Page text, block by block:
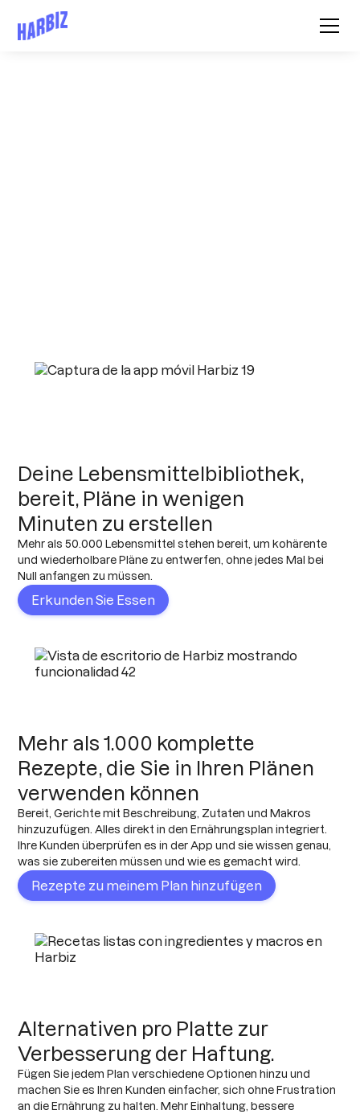
Deine Lebensmittelbibliothek,
bereit, Pläne in wenigen
Minuten zu erstellen
Mehr als 50.000 Lebensmittel stehen bereit, um kohärente
und wiederholbare Pläne zu entwerfen, ohne jedes Mal bei
Null anfangen zu müssen.
Erkunden Sie Essen
Mehr als 1.000 komplette
Rezepte, die Sie in Ihren Plänen
verwenden können
Bereit, Gerichte mit Beschreibung, Zutaten und Makros
hinzuzufügen. Alles direkt in den Ernährungsplan integriert.
Ihre Kunden überprüfen es in der App und sie wissen genau,
was sie zubereiten müssen und wie es gemacht wird.
Rezepte zu meinem Plan hinzufügen
Alternativen pro Platte zur
Verbesserung der Haftung.
Fügen Sie jedem Plan verschiedene Optionen hinzu und
machen Sie es Ihren Kunden einfacher, sich ohne Frustration
an die Ernährung zu halten. Mehr Einhaltung, bessere